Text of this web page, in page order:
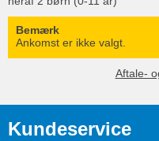
Bemærk
Ankomst er ikke valgt.
Aftale-
Kundeservice